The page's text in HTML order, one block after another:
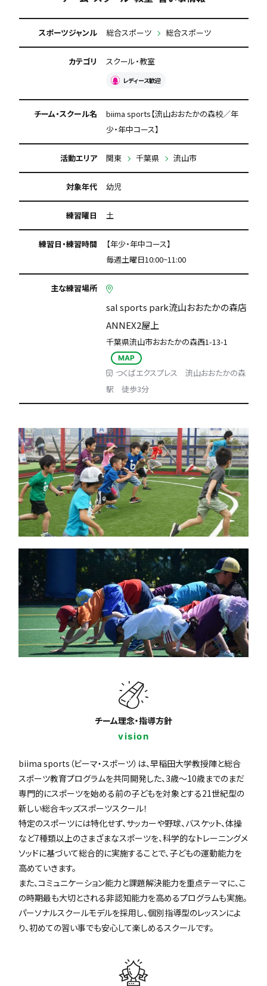
スポーツジャンル 総合スポーツ 総合スポーツ
カテゴリ スクール・教室
レディース歓迎
チーム・スクール名
biima sports【流山おおたかの森校／年
少・年中コース】
活動エリア 関東 千葉県 流山市
対象年代 幼児
練習曜日 土
練習日・練習時間
【年少・年中コース】
毎週土曜日10:00~11:00
主な練習場所
sal sports park流山おおたかの森店
ANNEX2屋上
千葉県流山市おおたかの森西1-13-1
MAP
つくばエクスプレス 流山おおたかの森
駅 徒歩3分
チーム理念・指導方針
vision
biima sports（ビーマ・スポーツ）は、早稲田大学教授陣と総合
スポーツ教育プログラムを共同開発した、3歳〜10歳までのまだ
専門的にスポーツを始める前の子どもを対象とする21世紀型の
新しい総合キッズスポーツスクール！
特定のスポーツには特化せず、サッカーや野球、バスケット、体操
など7種類以上のさまざまなスポーツを、科学的なトレーニングメ
ソッドに基づいて総合的に実施することで、子どもの運動能力を
高めていきます。
また、コミュニケーション能力と課題解決能力を重点テーマに、こ
の時期最も大切とされる非認知能力を高めるプログラムも実施。
パーソナルスクールモデルを採用し、個別指導型のレッスンによ
り、初めての習い事でも安心して楽しめるスクールです。